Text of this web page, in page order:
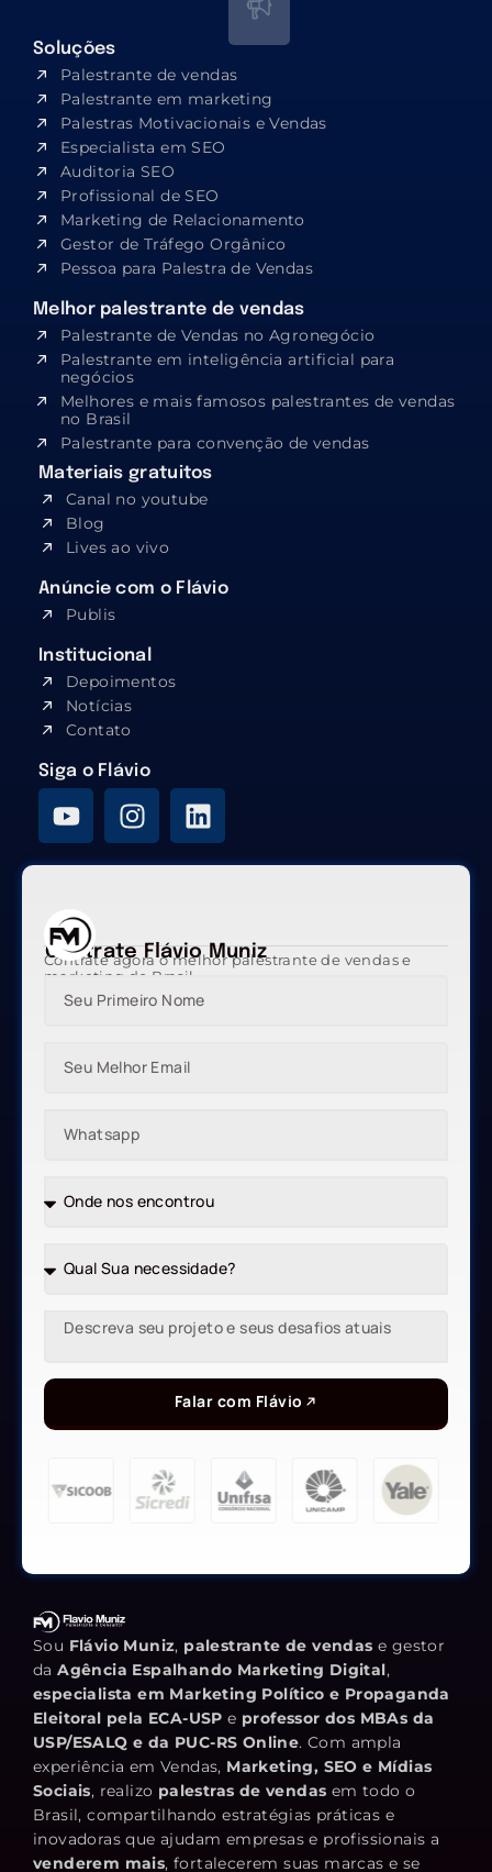
Soluções
Palestrante de vendas
Palestrante em marketing
Palestras Motivacionais e Vendas
Especialista em SEO​
Auditoria SEO
Profissional de SEO
Marketing de Relacionamento
Gestor de Tráfego Orgânico
Pessoa para Palestra de Vendas
Melhor palestrante de vendas
Palestrante de Vendas no Agronegócio
Palestrante em inteligência artificial para
negócios
Melhores e mais famosos palestrantes de vendas
no Brasil
Palestrante para convenção de vendas
Materiais gratuitos
Canal no youtube
Blog
Lives ao vivo
Anúncie com o Flávio
Publis
Institucional
Depoimentos
Notícias
Contato
Siga o Flávio
Contrate Flávio Muniz
Contrate agora o melhor palestrante de vendas e
marketing do Brasil
Falar com Flávio
Sou Flávio Muniz, palestrante de vendas e gestor
daAgência Espalhando Marketing Digital,
especialista em Marketing Político e Propaganda
Eleitoral pela ECA-USP e professor dos MBAs da
USP/ESALQ e da PUC-RS Online. Com ampla
experiência em Vendas, Marketing, SEO e Mídias
Sociais, realizo palestras de vendas em todo o
Brasil, compartilhando estratégias práticas e
inovadoras que ajudam empresas e profissionais a
venderem mais, fortalecerem suas marcas e se